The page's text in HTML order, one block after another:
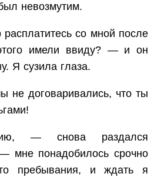
невозмутим.
со мной после
имели ввиду? — и он
Я сузила глаза.
договаривались, что ты
— снова раздался
мне понадобилось срочно
пребывания, и ждать я